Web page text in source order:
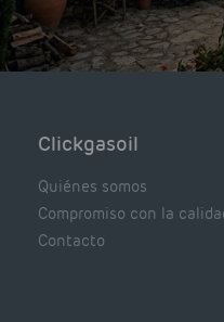
Clickgasoil
Quiénes somos
Compromiso con la
Contacto